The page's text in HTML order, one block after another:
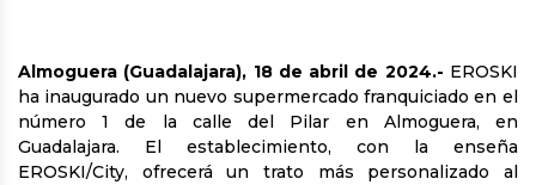
Almoguera (Guadalajara), 18 de abril de 2024.- EROSKI
ha inaugurado un nuevo supermercado franquiciado en el
número 1 de la calle del Pilar en Almoguera, en
Guadalajara. El establecimiento, con la enseña
EROSKI/City, ofrecerá un trato más personalizado al